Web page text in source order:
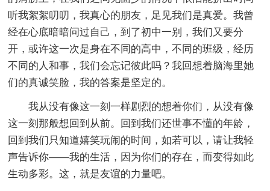
听我絮絮叨叨，我真心的朋友，足见我们是真爱。我曾
经在心底暗暗问过自己，到了初中一别，我们又要分
开，或许这一次是身在不同的高中，不同的班级，经历
不同的人和事，我们会忘记彼此吗？我回想着脑海里她
们的真诚笑脸，我的答案是坚定的。
我从没有像这一刻一样剧烈的想着你们，从没有像
这一刻那般想回到从前。回到我们还世事不懂的年龄，
回到我们只知道嬉笑玩闹的时间，如若可以，请让我轻
声告诉你——我的生活，因为你们的存在，而变得如此
生动多彩。这，就是友谊的力量吧。